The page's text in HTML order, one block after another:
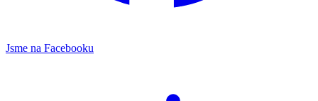
Jsme na Facebooku